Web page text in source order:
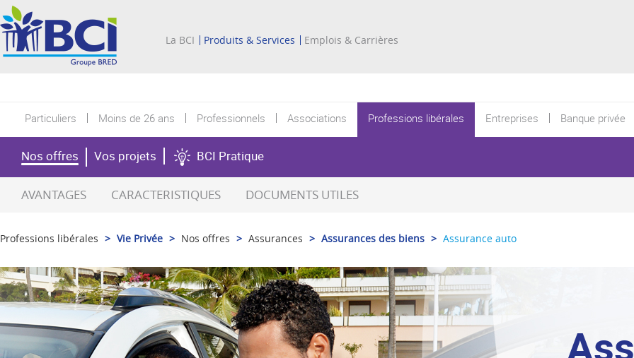
La BCI Produits & Services Emplois & Carrières
Particuliers Moins de 26 ans Professionnels Associations Professions libérales Entreprises Banque privée
Nos offres Vos projets BCI Pratique
AVANTAGES CARACTERISTIQUES DOCUMENTS UTILES
Professions libérales > Vie Privée > Nos offres > Assurances > Assurances des biens > Assurance auto